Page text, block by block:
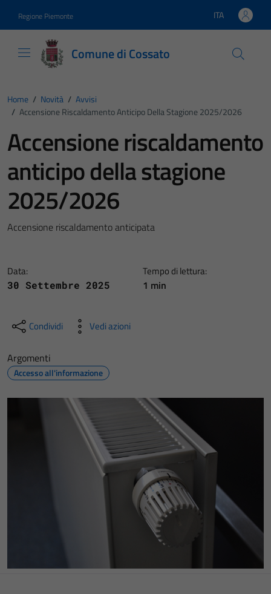
Regione Piemonte Lingua attiva:
ITA
Comune di Cossato
Home / Novità / Avvisi
/ Accensione Riscaldamento Anticipo Della Stagione 2025/2026
Accensione riscaldamento
anticipo della stagione
2025/2026
Accensione riscaldamento anticipata
Data:
30 Settembre 2025
Tempo di lettura:
1 min
Condividi Vedi azioni
Argomenti
Accesso all'informazione